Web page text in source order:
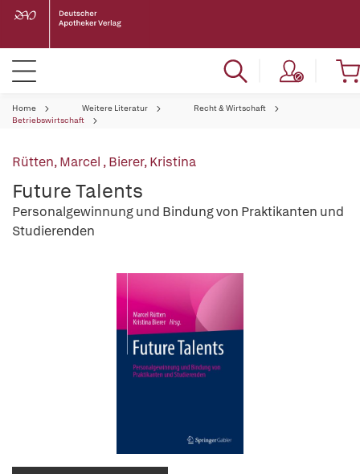
Home Weitere Literatur
Recht & Wirtschaft
Betriebswirtschaft
Rütten, Marcel ,Bierer, Kristina
Future Talents
Personalgewinnung und Bindung von Praktikanten und
Studierenden